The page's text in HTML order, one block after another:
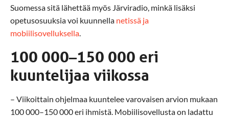
Suomessa sitä lähettää myös Järviradio, minkä lisäksi
opetusosuuksia voi kuunnella netissä ja
mobiilisovelluksella
100 000–150 000 eri
kuuntelijaa viikossa
– Viikoittain ohjelmaa kuuntelee varovaisen arvion mukaan
100 000–150 000 eri ihmistä. Mobiilisovellusta on ladattu